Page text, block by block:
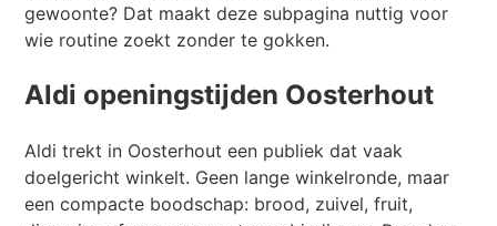
gewoonte? Dat maakt deze subpagina nuttig voor
wie routine zoekt zonder te gokken.
Aldi openingstijden Oosterhout
Aldi trekt in Oosterhout een publiek dat vaak
doelgericht winkelt. Geen lange winkelronde, maar
een compacte boodschap: brood, zuivel, fruit,